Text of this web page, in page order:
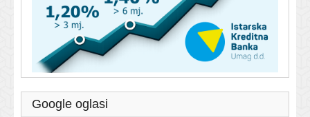
Google oglasi